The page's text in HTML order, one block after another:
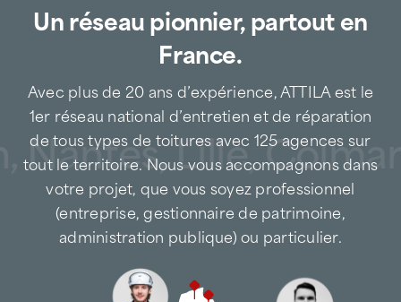
Un réseau pionnier, partout en
France.
Avec plus de 20 ans d’expérience, ATTILA est le
1er réseau national d’entretien et de réparation
de tous types de toitures avec 125 agences sur
tout le territoire. Nous vous accompagnons dans
votre projet, que vous soyez professionnel
(entreprise, gestionnaire de patrimoine,
administration publique) ou particulier.
Lille,